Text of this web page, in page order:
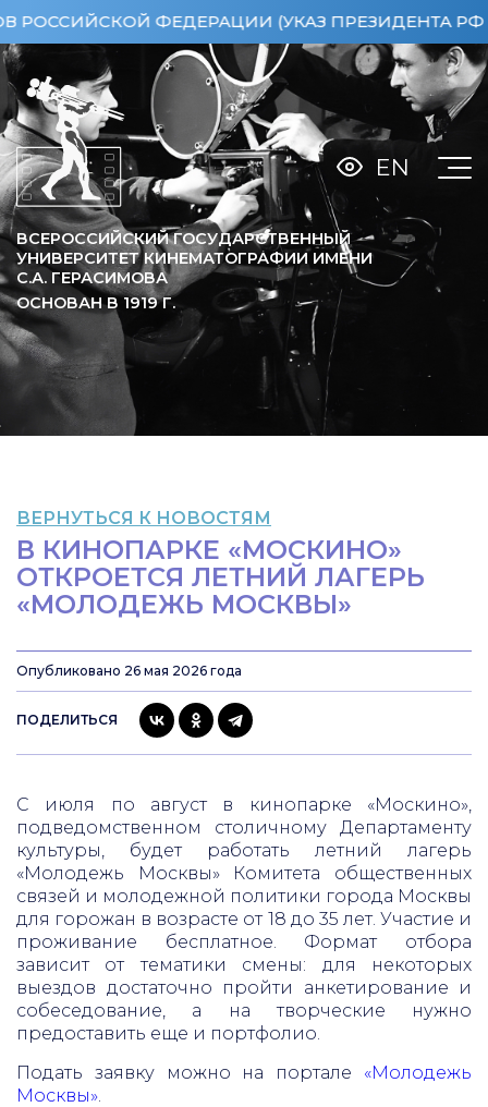
ФЕДЕРАЦИИ (УКАЗ ПРЕЗИДЕНТА РФ ОТ
ВСЕРОССИЙСКИЙ ГОСУДАРСТВЕННЫЙ
УНИВЕРСИТЕТ КИНЕМАТОГРАФИИ ИМЕНИ
С.А. ГЕРАСИМОВА
ОСНОВАН В 1919Г.
EN
ВЕРНУТЬСЯ К НОВОСТЯМ
В КИНОПАРКЕ «МОСКИНО»
ОТКРОЕТСЯ ЛЕТНИЙ ЛАГЕРЬ
«МОЛОДЕЖЬ МОСКВЫ»
Опубликовано 26 мая 2026 года
ПОДЕЛИТЬСЯ
С июля по август в кинопарке «Москино»,
подведомственном столичному Департаменту
культуры, будет работать летний лагерь
«Молодежь Москвы» Комитета общественных
связей и молодежной политики города Москвы
для горожан в возрасте от 18 до 35 лет. Участие и
проживание бесплатное. Формат отбора
зависит от тематики смены: для некоторых
выездов достаточно пройти анкетирование и
собеседование, а на творческие нужно
предоставить еще и портфолио.
Подать заявку можно на портале «Молодежь
Москвы».